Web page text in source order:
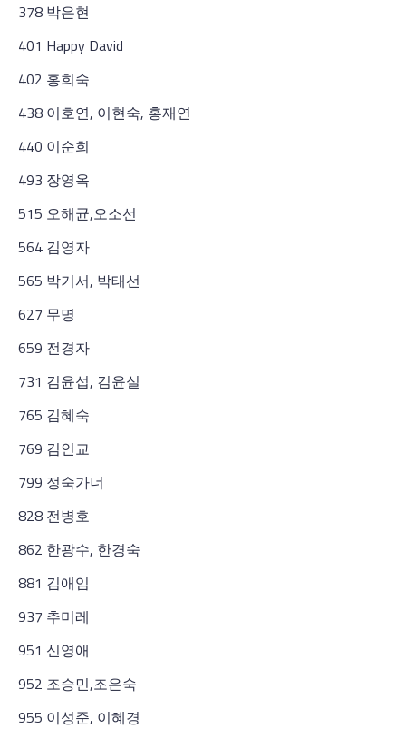
378 박은현
401 Happy David
402 홍희숙
438 이호연, 이현숙, 홍재연
440 이순희
493 장영옥
515 오해균,오소선
564 김영자
565 박기서, 박태선
627 무명
659 전경자
731 김윤섭, 김윤실
765 김혜숙
769 김인교
799 정숙가너
828 전병호
862 한광수, 한경숙
881 김애임
937 추미레
951 신영애
952 조승민,조은숙
955 이성준, 이혜경